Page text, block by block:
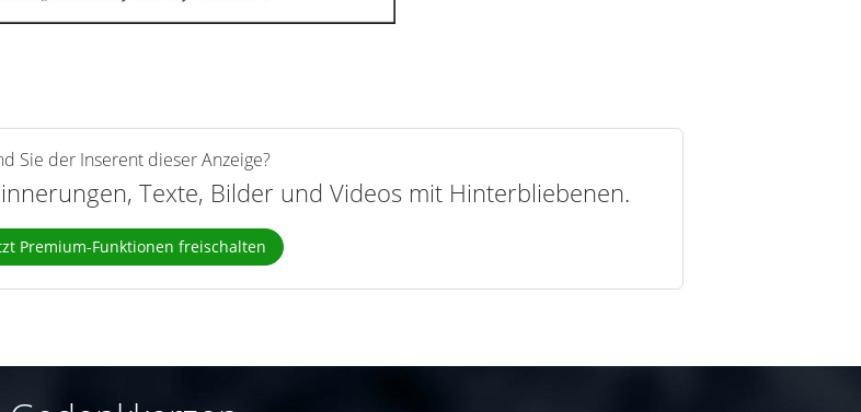
Sie der Inserent dieser Anzeige?
Texte, Bilder und Videos mit Hinterbliebenen.
Premium-Funktionen freischalten